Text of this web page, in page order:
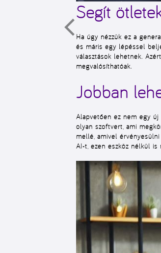
Segít
Ha úgy nézzük ez a
és máris egy lépéssel
választások lehetnek.
megvalósíthatóak.
Jobban
Alapvetően ez nem egy
olyan szoftvert, ami
mellé, amivel
AI-t, ezen eszköz nélkül